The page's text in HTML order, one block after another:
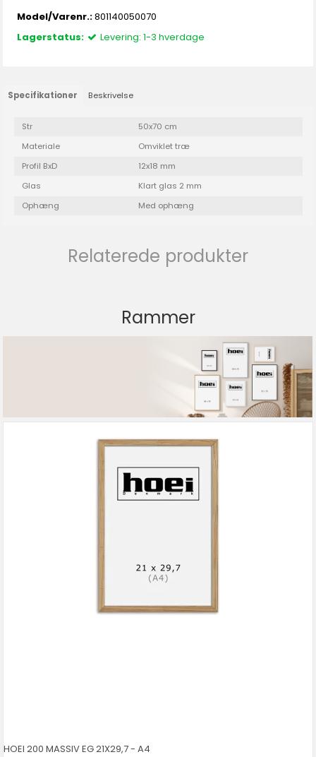
Model/Varenr.:801140050070
Lagerstatus:
Levering: 1-3 hverdage
Specifikationer Beskrivelse
Str
50x70 cm
Materiale
Omviklet træ
Profil BxD
12x18 mm
Glas
Klart glas 2 mm
Ophæng
Med ophæng
Relaterede produkter
Rammer
HOEI 200 MASSIV EG 21X29,7 - A4